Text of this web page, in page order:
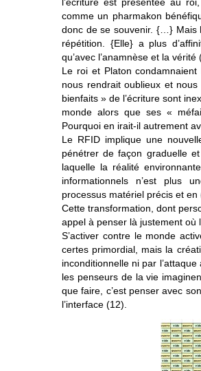
l’écriture est présentée au
comme un pharmakon
donc de se souvenir. {…} Mais
répétition. {Elle} a plus
qu’avec l’anamnèse et la vérité
Le roi et Platon
nous rendrait oublieux et
bienfaits » de l’écriture sont
monde alors que ses «
Pourquoi en irait-il autrement
Le RFID implique une
pénétrer de façon graduelle
laquelle la réalité
informationnels n’est plus
processus matériel précis et en
Cette transformation, dont
appel à penser là justement où
S’activer contre le monde
certes primordial, mais la
inconditionnelle ni par
les penseurs de la vie
que faire, c’est penser avec
l’interface (12).